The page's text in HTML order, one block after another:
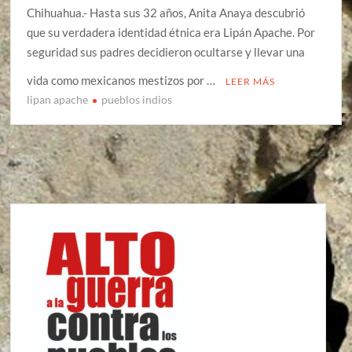
Chihuahua.- Hasta sus 32 años, Anita Anaya descubrió
que su verdadera identidad étnica era Lipán Apache. Por
seguridad sus padres decidieron ocultarse y llevar una
vida como mexicanos mestizos por …
LEER MÁS
lipan apache pueblos indios